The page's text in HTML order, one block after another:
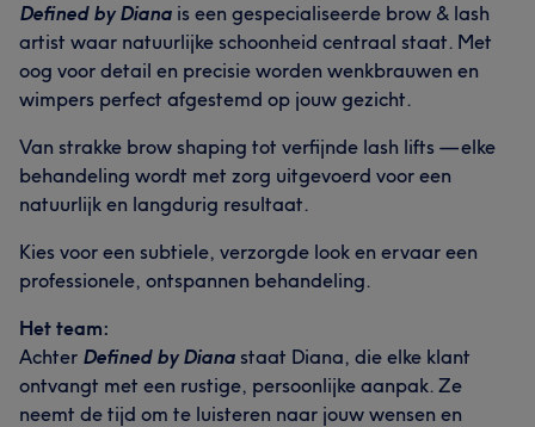
Defined by Diana is een gespecialiseerde brow & lash
artist waar natuurlijke schoonheid centraal staat. Met
oog voor detail en precisie worden wenkbrauwen en
wimpers perfect afgestemd op jouw gezicht.
Van strakke brow shaping tot verfijnde lash lifts — elke
behandeling wordt met zorg uitgevoerd voor een
natuurlijk en langdurig resultaat.
Kies voor een subtiele, verzorgde look en ervaar een
professionele, ontspannen behandeling.
Het team:
Achter Defined by Diana staat Diana, die elke klant
ontvangt met een rustige, persoonlijke aanpak. Ze
neemt de tijd om te luisteren naar jouw wensen en